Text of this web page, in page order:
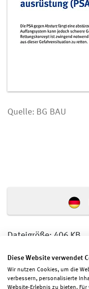
Quelle: BG BAU
Dateigröße: 406 KB
Seite teilen
Diese Website verwendet
Wir nutzen Cookies, um die
verbessern, personalisierte
Website-Erlebnis zu bieten.